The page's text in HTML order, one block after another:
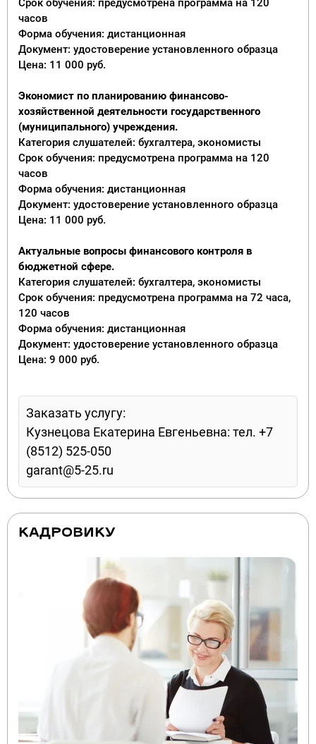
Срок обучения: предусмотрена программа на 120
часов
Форма обучения: дистанционная
Документ: удостоверение установленного образца
Цена: 11 000 руб.
Экономист по планированию финансово-
хозяйственной деятельности государственного
(муниципального) учреждения.
Категория слушателей: бухгалтера, экономисты
Срок обучения: предусмотрена программа на 120
часов
Форма обучения: дистанционная
Документ: удостоверение установленного образца
Цена: 11 000 руб.
Актуальные вопросы финансового контроля в
бюджетной сфере.
Категория слушателей: бухгалтера, экономисты
Срок обучения: предусмотрена программа на 72 часа,
120 часов
Форма обучения: дистанционная
Документ: удостоверение установленного образца
Цена: 9 000 руб.
Заказать услугу:
Кузнецова Екатерина Евгеньевна: тел. +7
(8512) 525-050
garant@5-25.ru
КАДРОВИКУ